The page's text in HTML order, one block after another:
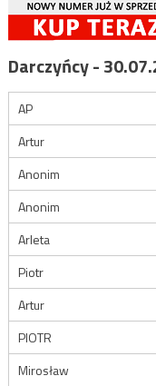
Darczyńcy -
AP
Artur
Anonim
Anonim
Arleta
Piotr
Artur
PIOTR
Mirosław